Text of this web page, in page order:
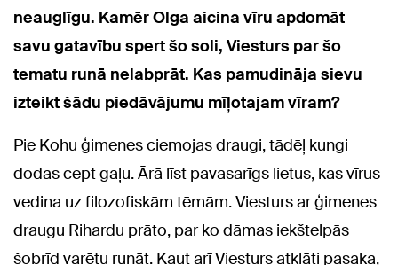
neauglīgu. Kamēr Olga aicina vīru apdomāt
savu gatavību spert šo soli, Viesturs par šo
tematu runā nelabprāt. Kas pamudināja sievu
izteikt šādu piedāvājumu mīļotajam vīram?
Pie Kohu ģimenes ciemojas draugi, tādēļ kungi
dodas cept gaļu. Ārā līst pavasarīgs lietus, kas vīrus
vedina uz filozofiskām tēmām. Viesturs ar ģimenes
draugu Rihardu prāto, par ko dāmas iekštelpās
šobrīd varētu runāt. Kaut arī Viesturs atklāti pasaka,